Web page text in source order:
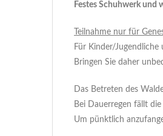
Festes Schuhwerk und
Teilnahme nur für
Für Kinder/Jugendliche
Bringen Sie daher
Das Betreten des
Bei Dauerregen fällt
Um pünktlich